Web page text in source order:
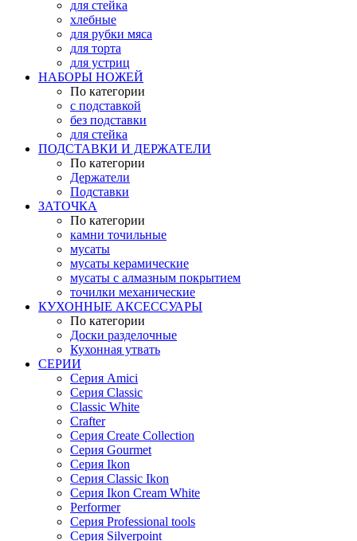
для стейка
хлебные
для рубки мяса
для торта
для устриц
НАБОРЫ НОЖЕЙ
По категории
с подставкой
без подставки
для стейка
ПОДСТАВКИ И ДЕРЖАТЕЛИ
По категории
Держатели
Подставки
ЗАТОЧКА
По категории
камни точильные
мусаты
мусаты керамические
мусаты с алмазным покрытием
точилки механические
КУХОННЫЕ АКСЕССУАРЫ
По категории
Доски разделочные
Кухонная утвать
СЕРИИ
Серия Amici
Серия Classic
Classic White
Crafter
Серия Create Collection
Серия Gourmet
Серия Ikon
Серия Classic Ikon
Серия Ikon Cream White
Performer
Серия Professional tools
Серия Silverpoint